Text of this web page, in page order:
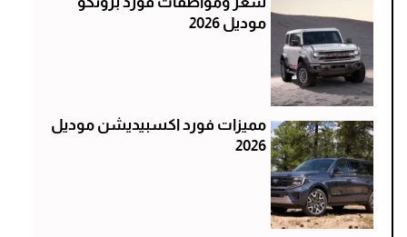
موديل 2026
مميزات فورد اكسبيديشن موديل
2026